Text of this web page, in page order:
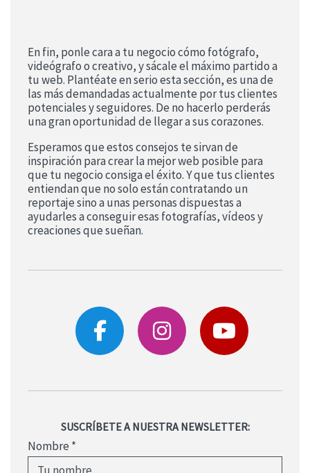
En fin, ponle cara a tu negocio cómo fotógrafo,
videógrafo o creativo, y sácale el máximo partido a
tu web. Plantéate en serio esta sección, es una de
las más demandadas actualmente por tus clientes
potenciales y seguidores. De no hacerlo perderás
una gran oportunidad de llegar a sus corazones.
Esperamos que estos consejos te sirvan de
inspiración para crear la mejor web posible para
que tu negocio consiga el éxito. Y que tus clientes
entiendan que no solo están contratando un
reportaje sino a unas personas dispuestas a
ayudarles a conseguir esas fotografías, vídeos y
creaciones que sueñan.
SUSCRÍBETE A NUESTRA NEWSLETTER:
Nombre *